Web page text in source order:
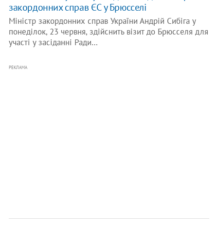
закордонних справ ЄС у Брюсселі
Міністр закордонних справ України Андрій Сибіга у
понеділок, 23 червня, здійснить візит до Брюсселя для
участі у засіданні Ради…
РЕКЛАМА